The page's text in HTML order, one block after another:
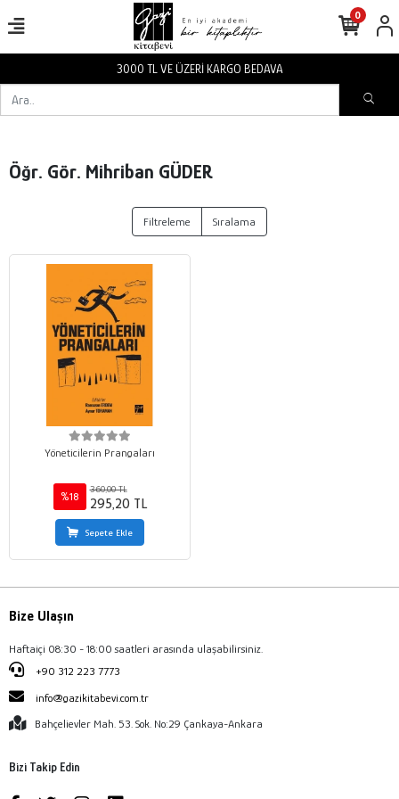
3000 TL VE ÜZERİ KARGO BEDAVA
0
Öğr. Gör. Mihriban GÜDER
Filtreleme Sıralama
Yöneticilerin Prangaları
%18
360,00 TL
295,20 TL
Sepete Ekle
Bize Ulaşın
Haftaiçi 08:30 - 18:00 saatleri arasında ulaşabilirsiniz.
+90 312 223 7773
info@gazikitabevi.com.tr
Bahçelievler Mah. 53. Sok. No:29 Çankaya-Ankara
Bizi Takip Edin